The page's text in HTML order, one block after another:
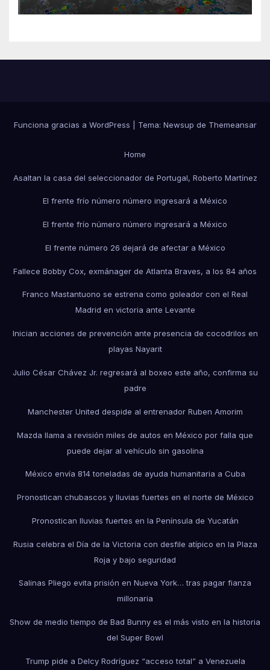
Funciona gracias a WordPress Tema: Newsup de Themeansar
Home
Asaltan la casa del seleccionador de Portugal, Roberto Martínez
El frente frío número número ingresará a México
El frente frío número número ingresará a México
El frente número 26 dejará de afectar a México
Fallece Bobby Cox, exmánager de Atlanta Braves, a los 84 años
Franco Mastantuono se estrena como goleador con el Real
Madrid en victoria ante Levante
Inician acciones de prevención ante presencia de cocodrilos en
playas Nayarit
Julio César Chávez Jr. regresará al boxeo este año, confirma su
padre
Manchester United despide al entrenador Ruben Amorim
Mazda llama a revisión miles de autos en México por falla que
puede dejar al vehículo sin gasolina
México envía 814 toneladas de ayuda humanitaria a Cuba
Pronostican chubascos y lluvias fuertes en el norte de México
Pronostican lluvias fuertes en la Península de Yucatán
Rusia celebra el Día de la Victoria con desfile atípico en la Plaza
Roja y bajo seguridad
Salinas Pliego evita prisión en Nueva York… tras pagar fianza
millonaria
Show de medio tiempo de Bad Bunny es el más visto en la historia
del Super Bowl
Trump pide a Delcy Rodríguez “acceso total” a Venezuela